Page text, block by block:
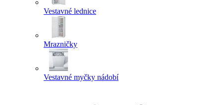
Vestavné lednice
Mrazničky
Vestavné myčky nádobí